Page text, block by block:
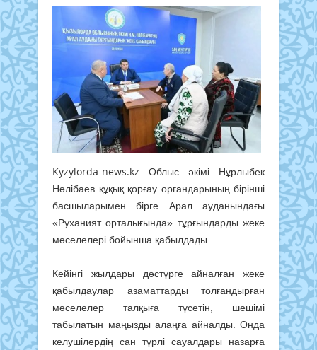
Kyzylorda-news.kz Облыс әкімі Нұрлыбек
Нәлібаев құқық қорғау органдарының бірінші
басшыларымен бірге Арал ауданындағы
«Руханият орталығында» тұрғындарды жеке
мәселелері бойынша қабылдады.
Кейінгі жылдары дәстүрге айналған жеке
қабылдаулар азаматтарды толғандырған
мәселелер талқыға түсетін, шешімі
табылатын маңызды алаңға айналды. Онда
келушілердің сан түрлі сауалдары назарға